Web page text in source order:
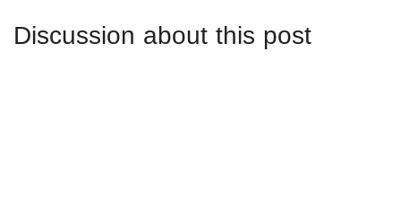
Discussion about this post